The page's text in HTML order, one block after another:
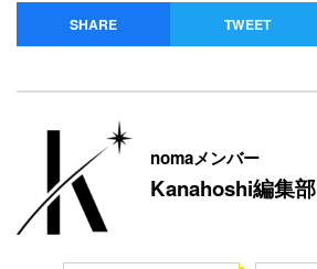
SHARE TWEET
nomaメンバー
Kanahoshi編集部